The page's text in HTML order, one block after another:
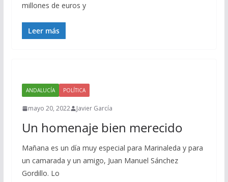
millones de euros y
Leer más
ANDALUCÍA POLÍTICA
mayo 20, 2022 Javier García
Un homenaje bien merecido
Mañana es un día muy especial para Marinaleda y para
un camarada y un amigo, Juan Manuel Sánchez
Gordillo. Lo